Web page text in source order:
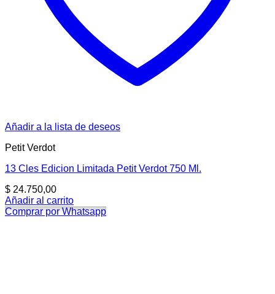
Añadir a la lista de deseos
Petit Verdot
13 Cles Edicion Limitada Petit Verdot 750 Ml.
$ 24.750,00
Añadir al carrito
Comprar por Whatsapp